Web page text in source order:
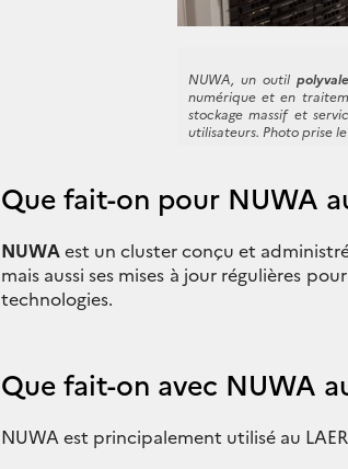
NUWA, un outil
numérique et en
stockage massif et
utilisateurs. Photo prise
Que fait-on pour NUWA
NUWAest un cluster conçu et
mais aussi ses mises à jour régulières
technologies.
Que fait-on avec NUWA
NUWA est principalement utilisé au